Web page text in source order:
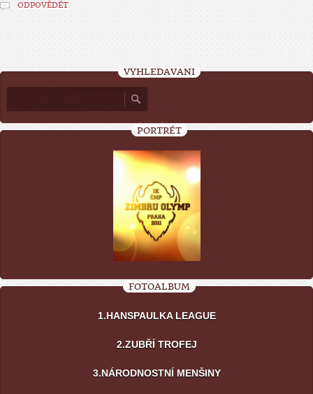
ODPOVĚDĚT
VYHLEDÁVÁNÍ
PORTRÉT
FOTOALBUM
1.HANSPAULKA LEAGUE
2.ZUBŘÍ TROFEJ
3.NÁRODNOSTNÍ MENŠINY